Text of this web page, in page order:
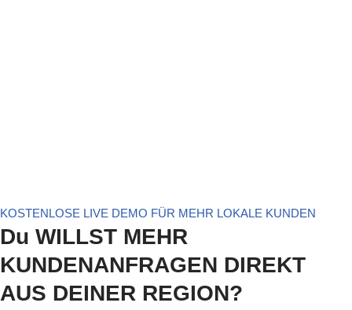
KOSTENLOSE LIVE DEMO FÜR MEHR LOKALE KUNDEN
Du WILLST MEHR
KUNDENANFRAGEN DIREKT
AUS DEINER REGION?